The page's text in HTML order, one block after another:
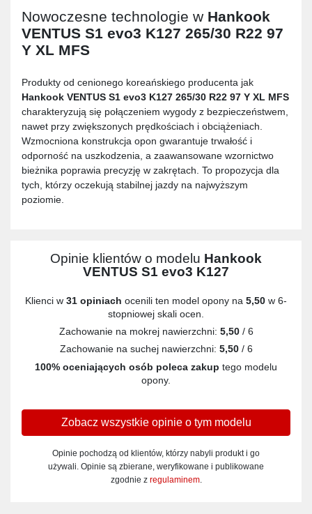
Nowoczesne technologie w Hankook
VENTUS S1 evo3 K127 265/30 R22 97
Y XL MFS
Produkty od cenionego koreańskiego producenta jak
Hankook VENTUS S1 evo3 K127 265/30 R22 97 Y XL MFS
charakteryzują się połączeniem wygody z bezpieczeństwem,
nawet przy zwiększonych prędkościach i obciążeniach.
Wzmocniona konstrukcja opon gwarantuje trwałość i
odporność na uszkodzenia, a zaawansowane wzornictwo
bieżnika poprawia precyzję w zakrętach. To propozycja dla
tych, którzy oczekują stabilnej jazdy na najwyższym
poziomie.
Opinie klientów o modelu Hankook
VENTUS S1 evo3 K127
Klienci w 31 opiniach ocenili ten model opony na 5,50 w 6-
stopniowej skali ocen.
Zachowanie na mokrej nawierzchni: 5,50/ 6
Zachowanie na suchej nawierzchni: 5,50/ 6
100% oceniających osób poleca zakup tego modelu
opony.
Zobacz wszystkie opinie o tym modelu
Opinie pochodzą od klientów, którzy nabyli produkt i go
używali. Opinie są zbierane, weryfikowane i publikowane
zgodnie z regulaminem.